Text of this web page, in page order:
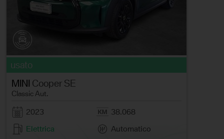
usato
MINI Cooper SE
Classic Aut.
2023
38.068
Elettrica
Automatico